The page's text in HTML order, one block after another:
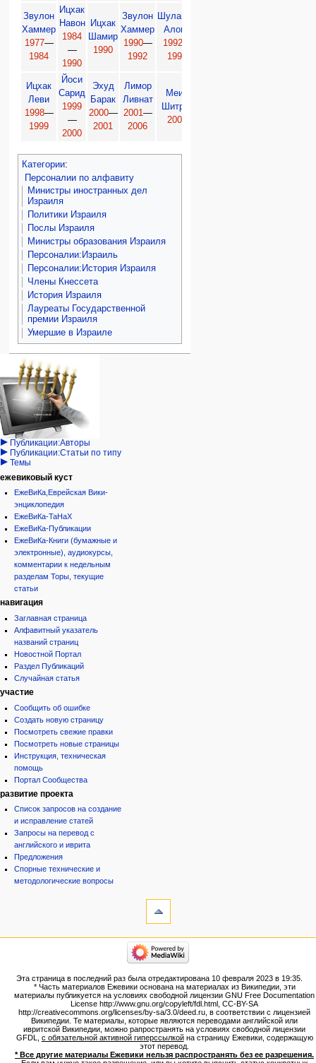
Звулон
Хаммер
1977—
1984
Ицхак
Навон
1984
—
1990
Ицхак
Шамир
1990
Звулон
Хаммер
1990—
1992
Шуламит
Алони
1992
1993
Ицхак
Леви
1998—
1999
Йоси
Сарид
1999
—
2000
Эхуд
Барак
2000—
2001
Лимор
Ливнат
2001—
2006
Меир
Шитрит
2006
Категории:
Персоналии по алфавиту
Министры иностранных дел
Израиля
Политики Израиля
Послы Израиля
Министры образования Израиля
Персоналии:Израиль
Персоналии:История Израиля
Члены Кнессета
История Израиля
Лауреаты Государственной
премии Израиля
Умершие в Израиле
Навигация
персональные инструменты
войти
запрос
учётной
записи
категории
Израиль:Страна и
государство
Иудаизм
Народ
Проекты
Проекты/Участники/
дополнения
Публикации:Авторы
Публикации:Статьи по типу
Темы
ежевиковый куст
ЕжеВиКа,Еврейская Вики-
энциклопедия
ЕжеВиКа-ТаНаХ
ЕжеВиКа-Публикации
ЕжеВиКа-Книги (бумажные и
электронные), аудиокурсы,
комментарии к недельным
разделам Торы, текущие
статьи
навигация
Заглавная страница
Алфавитный указатель
названий страниц
Новостной Портал
Раздел Публикаций
Случайная статья
участие
Сообщить об ошибке
Создать новую страницу
Посмотреть свежие правки
Посмотреть новые страницы
Инструкция, техническая
помощь
Портал Сообщества
развитие проекта
Список запросов на создание
и исправление статей
Запросы на перевод с
английского и иврита
Предложения
Спорные технические и
методологические вопросы
Версия
для
Постоянная
ссылка
Сведения
о странице
категории
Народ
Проекты
Проекты/Участники/
дополнения
Публикации:Авторы
Публикации:Статьи по типу
Темы
ежевиковый куст
Эта страница в последний раз была отредактирована 10 февраля 2023 в 19:35.
* Часть материалов Ежевики основана на материалах из Википедии, эти
материалы публикуется на условиях свободной лицензии GNU Free Documentation
License http://www.gnu.org/copyleft/fdl.html, CC-BY-SA
http://creativecommons.org/licenses/by-sa/3.0/deed.ru, в соответствии с лицензией
Википедии. Те материалы, которые являются переводами английской или
ивритской Википедии, можно рапространять на условиях свободной лицензии
GFDL, с обязательной активной гиперссылкойна страницу Ежевики, содержащую
этот перевод.
* Все другие материалы Ежевики нельзя распространять без ее разрешения.